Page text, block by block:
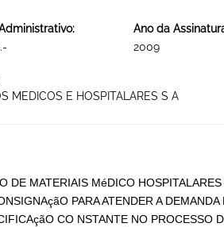
Ano da
2009
MEDICOS E HOSPITALARES S A
MATERIAIS MéDICO
PARA ATENDER A
CO NSTANTE NO PROCESSO